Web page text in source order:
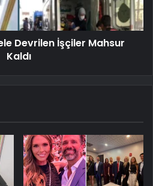
Devrilen İşçiler Mahsur
Kaldı